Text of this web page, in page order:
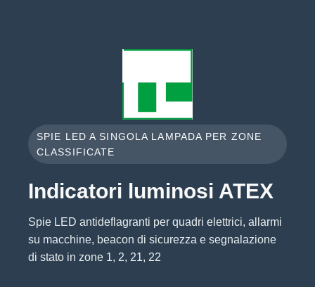
SPIE LED A SINGOLA LAMPADA PER ZONE
CLASSIFICATE
Indicatori luminosi ATEX
Spie LED antideflagranti per quadri elettrici, allarmi
su macchine, beacon di sicurezza e segnalazione
di stato in zone 1, 2, 21, 22